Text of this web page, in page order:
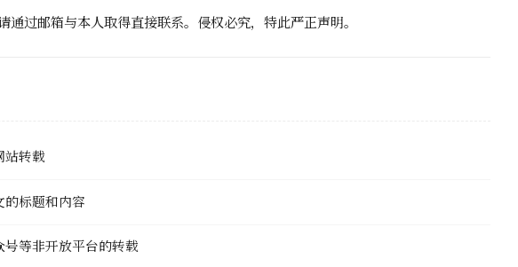
通过邮箱与本人取得直接联系。侵权必究，特此严正声明。
站转载
的标题和内容
号等非开放平台的转载